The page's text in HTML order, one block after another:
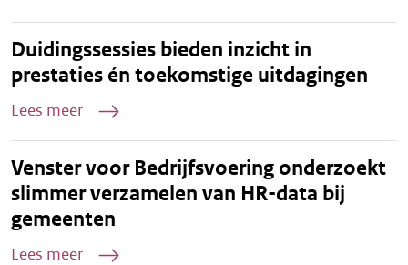
Duidingssessies bieden inzicht in
prestaties én toekomstige uitdagingen
Lees meer
Venster voor Bedrijfsvoering onderzoekt
slimmer verzamelen van HR-data bij
gemeenten
Lees meer